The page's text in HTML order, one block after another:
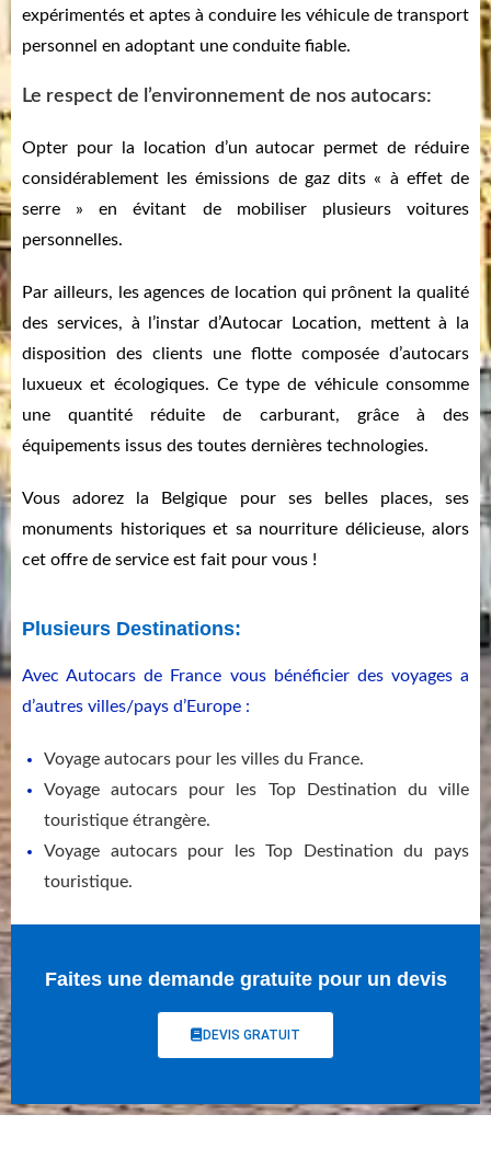
expérimentés et aptes à conduire les véhicule de transport
personnel en adoptant une conduite fiable.
Le respect de l’environnement de nos autocars:
Opter pour la location d’un autocar permet de réduire
considérablement les émissions de gaz dits « à effet de
serre » en évitant de mobiliser plusieurs voitures
personnelles.
Par ailleurs, les agences de location qui prônent la qualité
des services, à l’instar d’Autocar Location, mettent à la
disposition des clients une flotte composée d’autocars
luxueux et écologiques. Ce type de véhicule consomme
une quantité réduite de carburant, grâce à des
équipements issus des toutes dernières technologies.
Vous adorez la Belgique pour ses belles places, ses
monuments historiques et sa nourriture délicieuse, alors
cet offre de service est fait pour vous !
Plusieurs Destinations:
Avec Autocars de France vous bénéficier des voyages a
d’autres villes/pays d’Europe :
Voyage autocars pour les villes du France.
Voyage autocars pour les Top Destination du ville
touristique étrangère.
Voyage autocars pour les Top Destination du pays
touristique.
Faites une demande gratuite pour un devis
DEVIS GRATUIT